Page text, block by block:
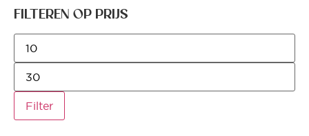
FILTEREN OP PRIJS
Filter